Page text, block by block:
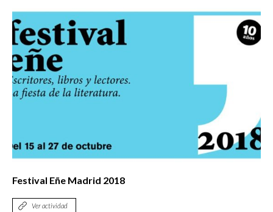
Festival Eñe Madrid 2018
Ver actividad